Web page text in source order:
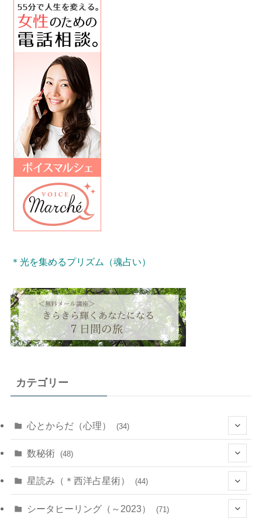
＊光を集めるプリズム（魂占い）
カテゴリー
心とからだ（心理） (34)
(22)
数秘術 (48)
(11)
(10)
星読み（＊西洋占星術） (44)
(11)
シータヒーリング（～2023） (71)